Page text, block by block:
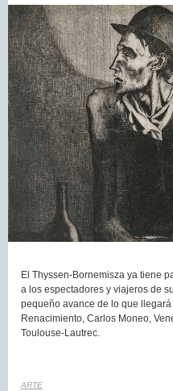
El Thyssen-Bornemisza ya tiene
a los espectadores y viajeros de
pequeño avance de lo que
Renacimiento, Carlos Moneo,
Toulouse-Lautrec.
ARTE